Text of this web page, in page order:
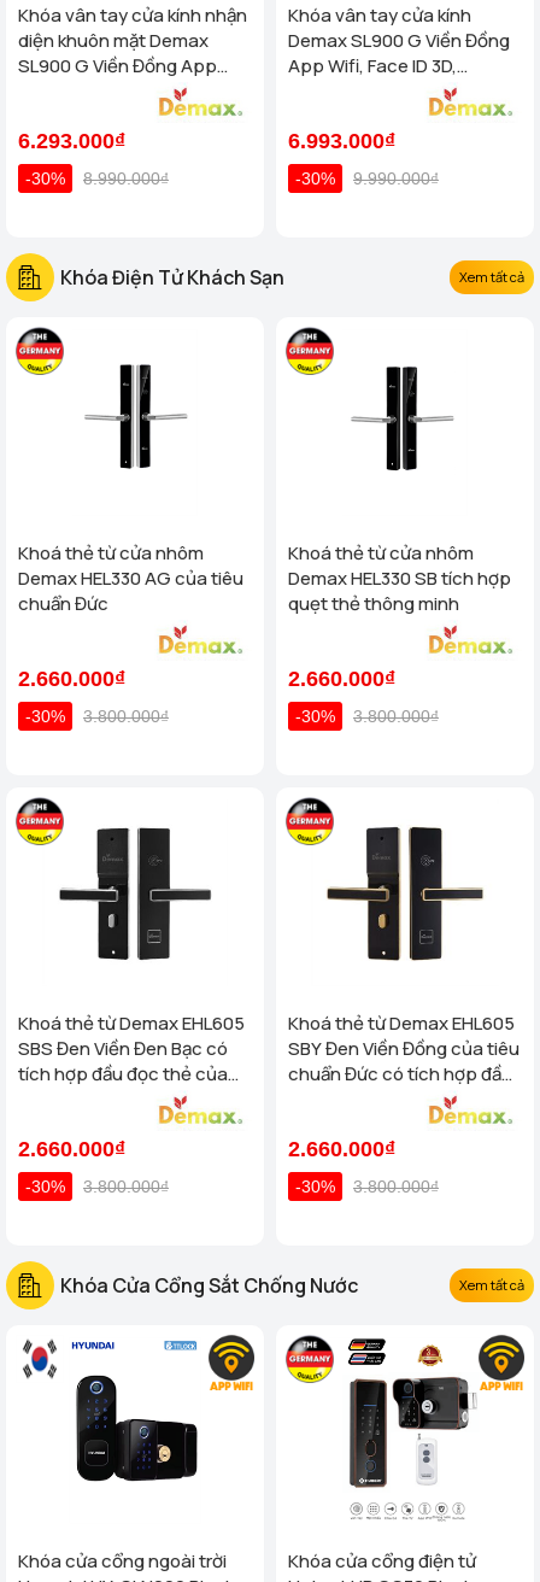
Khóa vân tay cửa kính nhận
diện khuôn mặt Demax
SL900 G Viền Đồng App
Wifi, Face ID 3D của tiêu
6.293.000₫
-30% 8.990.000₫
Khóa vân tay cửa kính
Demax SL900 G Viền Đồng
App Wifi, Face ID 3D,
Remote của tiêu chuẩn Đức
6.993.000₫
-30% 9.990.000₫
Khóa Điện Tử Khách Sạn Xem tất cả
Khoá thẻ từ cửa nhôm
Demax HEL330 AG của tiêu
chuẩn Đức
2.660.000₫
-30% 3.800.000₫
Khoá thẻ từ cửa nhôm
Demax HEL330 SB tích hợp
quẹt thẻ thông minh
2.660.000₫
-30% 3.800.000₫
Khoá thẻ từ Demax EHL605
SBS Đen Viền Đen Bạc có
tích hợp đầu đọc thẻ của
2.660.000₫
-30% 3.800.000₫
Khoá thẻ từ Demax EHL605
SBY Đen Viền Đồng của tiêu
chuẩn Đức có tích hợp đầu
2.660.000₫
-30% 3.800.000₫
Khóa Cửa Cổng Sắt Chống Nước Xem tất cả
Khóa cửa cổng ngoài trời
Khóa cửa cổng điện tử